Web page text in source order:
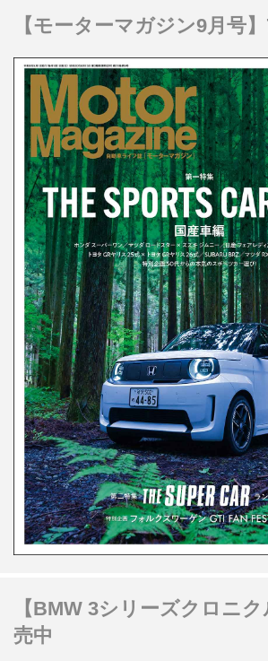
【モーターマガジン9月号
【BMW 3シリーズクロニ
売中